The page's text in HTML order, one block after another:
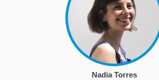
Nadia Torres